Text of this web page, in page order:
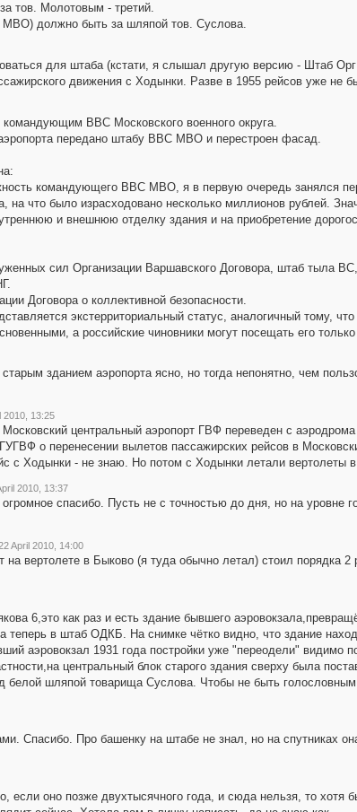
тов. Молотовым - третий.
должно быть за шляпой тов. Суслова.
для штаба (кстати, я слышал другую версию - Штаб
движения с Ходынки. Разве в 1955 рейсов уже не
ВВС Московского военного округа.
передано штабу ВВС МВО и перестроен фасад.
командующего ВВС МВО, я в первую очередь занялся
на что было израсходовано несколько миллионов рублей.
и внешнюю отделку здания и на приобретение
сил Организации Варшавского Договора, штаб тыла
Договора о коллективной безопасности.
экстерриториальный статус, аналогичный тому,
а российские чиновники могут посещать его
зданием аэропорта ясно, но тогда непонятно, чем
2010, 13:25
Московский центральный аэропорт ГВФ переведен с
ГУГВФ о перенесении вылетов пассажирских рейсов в
Ходынки - не знаю. Но потом с Ходынки летали вертолеты в
2010, 13:37
спасибо. Пусть не с точностью до дня, но на
April 2010, 14:00
на вертолете в Быково (я туда обычно летал) стоил порядка 2
6,это как раз и есть здание бывшего
в штаб ОДКБ. На снимке чётко видно, что здание
аэровокзал 1931 года постройки уже "переодели" видимо
центральный блок старого здания сверху была
белой шляпой товарища Суслова. Чтобы не быть
Спасибо. Про башенку на штабе не знал, но на спутниках
оно позже двухтысячного года, и сюда нельзя, то хотя